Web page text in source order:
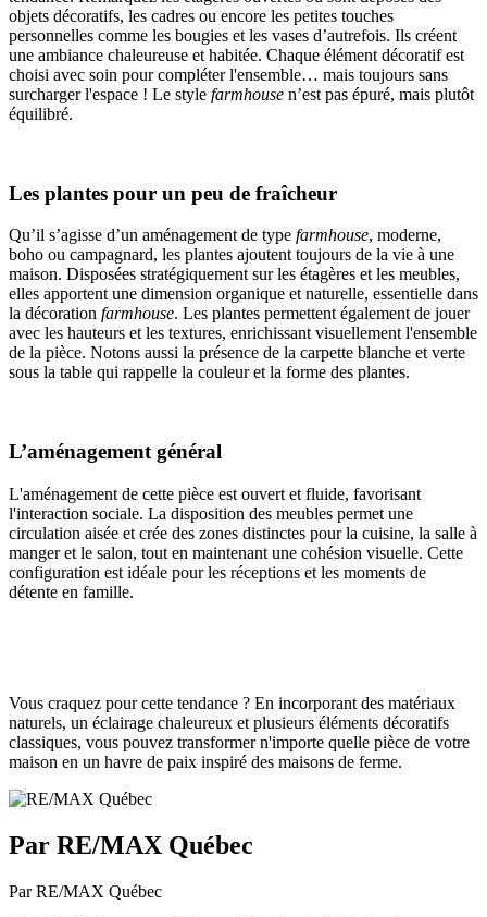
objets décoratifs, les cadres ou encore les petites touches
personnelles comme les bougies et les vases d’autrefois. Ils créent
une ambiance chaleureuse et habitée. Chaque élément décoratif est
choisi avec soin pour compléter l'ensemble… mais toujours sans
surcharger l'espace ! Le style farmhouse n’est pas épuré, mais plutôt
équilibré.
Les plantes pour un peu de fraîcheur
Qu’il s’agisse d’un aménagement de type farmhouse, moderne,
boho ou campagnard, les plantes ajoutent toujours de la vie à une
maison. Disposées stratégiquement sur les étagères et les meubles,
elles apportent une dimension organique et naturelle, essentielle dans
la décoration farmhouse. Les plantes permettent également de jouer
avec les hauteurs et les textures, enrichissant visuellement l'ensemble
de la pièce. Notons aussi la présence de la carpette blanche et verte
sous la table qui rappelle la couleur et la forme des plantes.
L’aménagement général
L'aménagement de cette pièce est ouvert et fluide, favorisant
l'interaction sociale. La disposition des meubles permet une
circulation aisée et crée des zones distinctes pour la cuisine, la salle à
manger et le salon, tout en maintenant une cohésion visuelle. Cette
configuration est idéale pour les réceptions et les moments de
détente en famille.
Vous craquez pour cette tendance ? En incorporant des matériaux
naturels, un éclairage chaleureux et plusieurs éléments décoratifs
classiques, vous pouvez transformer n'importe quelle pièce de votre
maison en un havre de paix inspiré des maisons de ferme.
Par RE/MAX Québec
Par RE/MAX Québec